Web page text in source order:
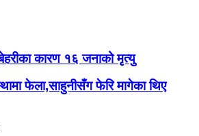
कारण १६ जनाको मृत्यु
फेला,साहुनीसँग फेरि मागेका थिए